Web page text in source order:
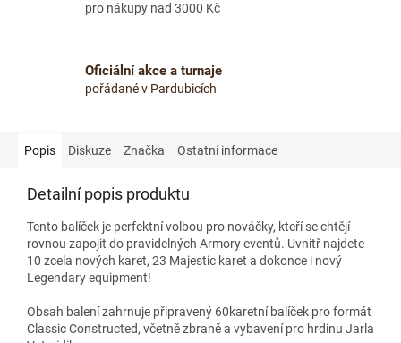
pro nákupy nad 3000 Kč
Oficiální akce a turnaje
pořádané v Pardubicích
Popis Diskuze Značka Ostatní informace
Detailní popis produktu
Tento balíček je perfektní volbou pro nováčky, kteří se chtějí
rovnou zapojit do pravidelných Armory eventů. Uvnitř najdete
10 zcela nových karet, 23 Majestic karet a dokonce i nový
Legendary equipment!
Obsah balení zahrnuje připravený 60karetní balíček pro formát
Classic Constructed, včetně zbraně a vybavení pro hrdinu Jarla